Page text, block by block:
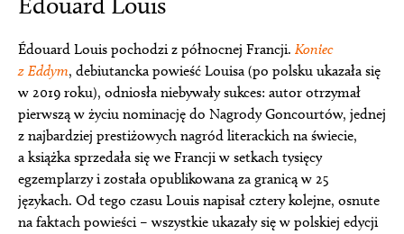
Édouard Louis pochodzi z północnej Francji. Koniec
z Eddym, debiutancka powieść Louisa (po polsku ukazała się
w 2019 roku), odniosła niebywały sukces: autor otrzymał
pierwszą w życiu nominację do Nagrody Goncourtów, jednej
z najbardziej prestiżowych nagród literackich na świecie,
a książka sprzedała się we Francji w setkach tysięcy
egzemplarzy i została opublikowana za granicą w 25
językach. Od tego czasu Louis napisał cztery kolejne, osnute
na faktach powieści – wszystkie ukazały się w polskiej edycji